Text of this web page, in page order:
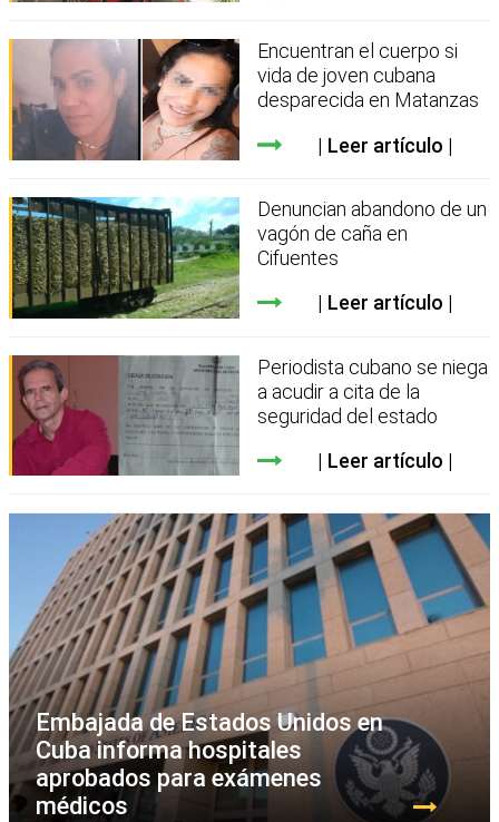
Encuentran el cuerpo si
vida de joven cubana
desparecida en Matanzas
Leer artículo
Denuncian abandono de un
vagón de caña en
Cifuentes
Leer artículo
Periodista cubano se niega
a acudir a cita de la
seguridad del estado
Leer artículo
Embajada de Estados Unidos en
Cuba informa hospitales
aprobados para exámenes
médicos